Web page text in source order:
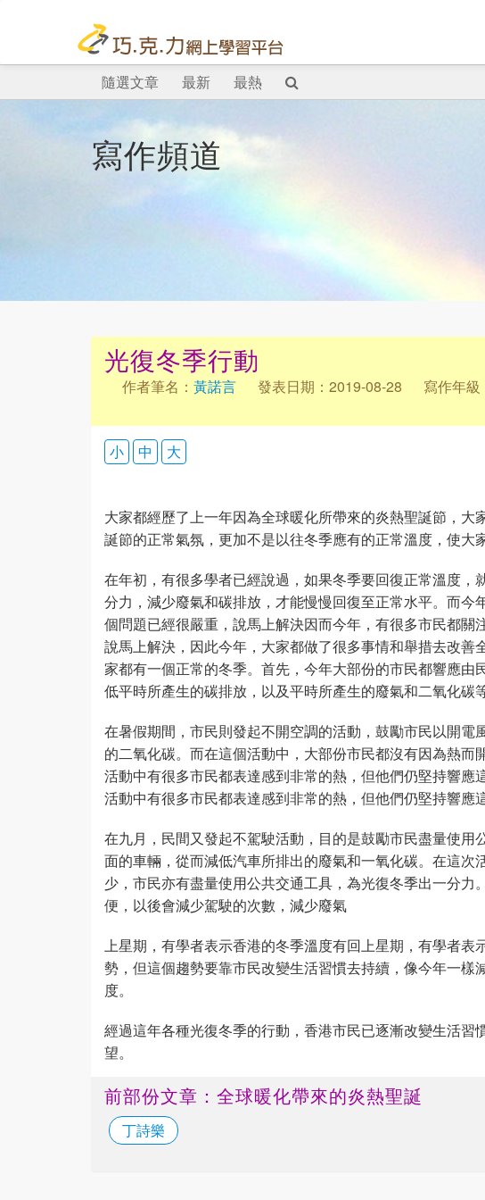
隨選文章 最新 最熱
寫作頻道
光復冬季行動
作者筆名： 黃諾言 發表日期：2019-08-28 寫作年
小 中 大
大家都經歷了上一年因為全球暖化所帶來的炎熱聖誕節，
誕節的正常氣氛，更加不是以往冬季應有的正常溫度，使大
在年初，有很多學者已經說過，如果冬季要回復正常溫度，
分力，減少廢氣和碳排放，才能慢慢回復至正常水平。而今
個問題已經很嚴重，說馬上解決因而今年，有很多市民都關
說馬上解決，因此今年，大家都做了很多事情和舉措去改善
家都有一個正常的冬季。首先，今年大部份的市民都響應
低平時所產生的碳排放，以及平時所產生的廢氣和二氧化碳等
在暑假期間，市民則發起不開空調的活動，鼓勵市民以開
的二氧化碳。而在這個活動中，大部份市民都沒有因為熱
活動中有很多市民都表達感到非常的熱，但他們仍堅持響應
活動中有很多市民都表達感到非常的熱，但他們仍堅持響應
在九月，民間又發起不駕駛活動，目的是鼓勵市民盡量使用
面的車輛，從而減低汽車所排出的廢氣和一氧化碳。在這次
少，市民亦有盡量使用公共交通工具，為光復冬季出一分
便，以後會減少駕駛的次數，減少廢氣
上星期，有學者表示香港的冬季溫度有回上星期，有學者表
勢，但這個趨勢要靠市民改變生活習慣去持續，像今年一樣
度。
經過這年各種光復冬季的行動，香港市民已逐漸改變生活
望。
前部份文章：全球暖化帶來的炎熱聖誕
丁詩樂